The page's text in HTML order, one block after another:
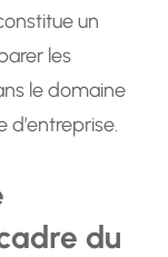
un
les
le domaine
du